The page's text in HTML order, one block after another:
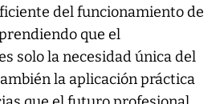
del funcionamiento de
que el
solo la necesidad única del
la aplicación práctica